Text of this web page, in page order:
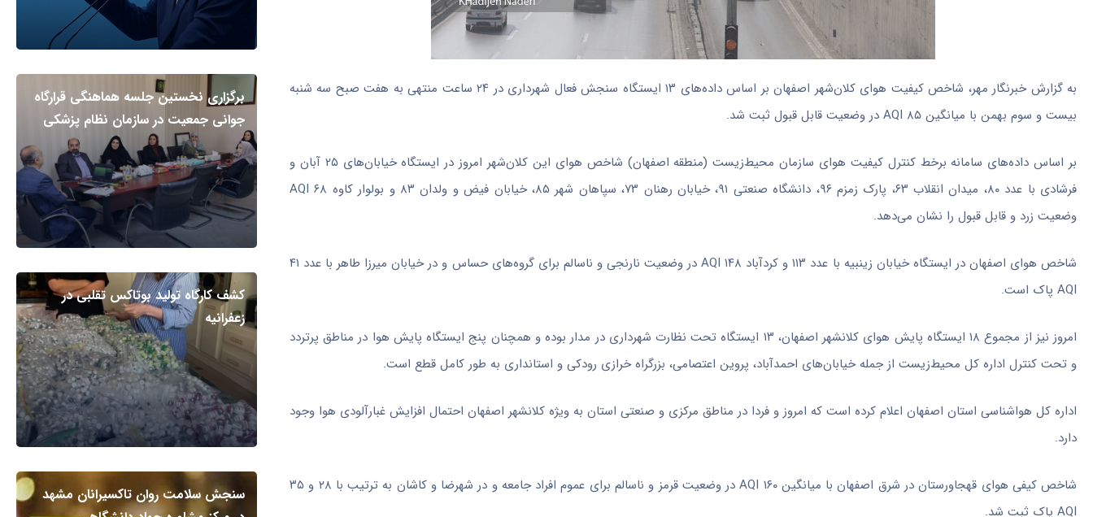
به گزارش خبرنگار مهر، شاخص کیفیت هوای کلان‌شهر اصفهان بر اساس داده‌های ۱۳ ایستگاه سنجش فعال شهرداری در ۲۴ ساعت منتهی به هفت صبح سه شنبه
بیست و سوم بهمن با میانگین ۸۵ AQI در وضعیت قابل قبول ثبت شد.
بر اساس داده‌های سامانه برخط کنترل کیفیت هوای سازمان محیط‌زیست (منطقه اصفهان) شاخص هوای این کلان‌شهر امروز در ایستگاه خیابان‌های ۲۵ آبان و
فرشادی با عدد ۸۰، میدان انقلاب ۶۳، پارک زمزم ۹۶، دانشگاه صنعتی ۹۱، خیابان رهنان ۷۳، سپاهان شهر ۸۵، خیابان فیض و ولدان ۸۳ و بولوار کاوه ۶۸ AQI
وضعیت زرد و قابل قبول را نشان می‌دهد.
شاخص هوای اصفهان در ایستگاه خیابان زینبیه
با عدد ۱۱۳ و کردآباد ۱۴۸ AQI در وضعیت نارنجی و ناسالم برای گروه‌های حساس و در خیابان میرزا طاهر با عدد ۴۱
AQI پاک است.
امروز نیز از مجموع ۱۸ ایستگاه پایش هوای کلانشهر
اصفهان، ۱۳ ایستگاه تحت نظارت شهرداری در مدار بوده و همچنان پنج ایستگاه پایش هوا در مناطق پرتردد
و تحت کنترل اداره کل محیط‌زیست از جمله خیابان‌های احمدآباد، پروین اعتصامی، بزرگراه خرازی رودکی و استانداری به طور کامل قطع است.
اداره کل هواشناسی استان اصفهان اعلام کرده است که امروز و فردا در مناطق مرکزی و صنعتی استان به ویژه کلانشهر اصفهان احتمال افزایش غبارآلودی هوا وجود
دارد.
شاخص کیفی هوای قهجاورستان
در شرق اصفهان با میانگین ۱۶۰ AQI در وضعیت قرمز و ناسالم برای عموم افراد جامعه و در شهرضا و کاشان به ترتیب با ۲۸ و ۳۵
AQI پاک ثبت شد.
برگزاری نخستین جلسه هماهنگی قرارگاه
جوانی جمعیت در سازمان نظام پزشکی
کشف کارگاه تولید بوتاکس تقلبی در
زعفرانیه
سنجش سلامت روان تاکسیرانان مشهد